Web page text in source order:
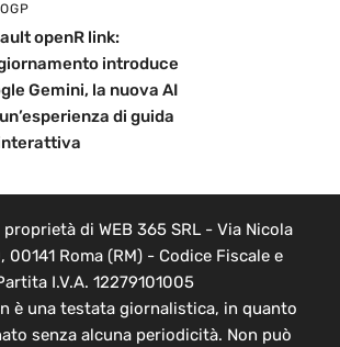
openR link:
introduce
Gemini, la nuova AI
di guida
di WEB 365 SRL - Via Nicola
00141 Roma (RM) - Codice Fiscale e
I.V.A. 12279101005
è una testata giornalistica, in quanto
senza alcuna periodicità. Non può